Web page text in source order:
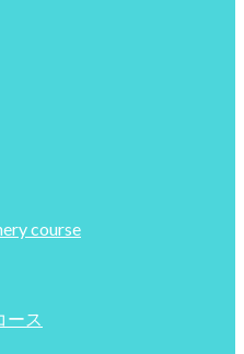
course
ース